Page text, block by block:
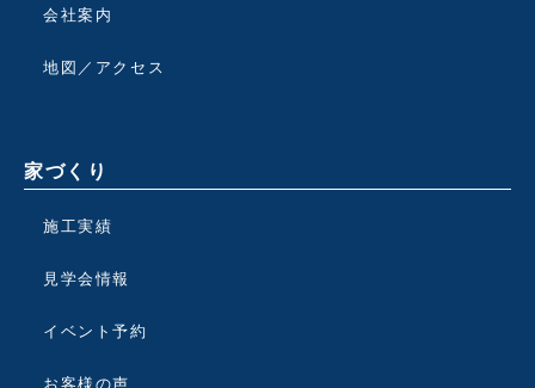
会社案内
地図／アクセス
家づくり
施工実績
見学会情報
イベント予約
お客様の声